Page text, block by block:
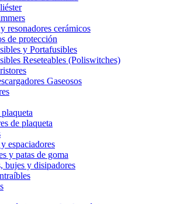
resonadores cerámicos
de protección
y Portafusibles
Reseteables (Poliswitches)
Gaseosos
de plaqueta
espaciadores
y patas de goma
bujes y disipadores